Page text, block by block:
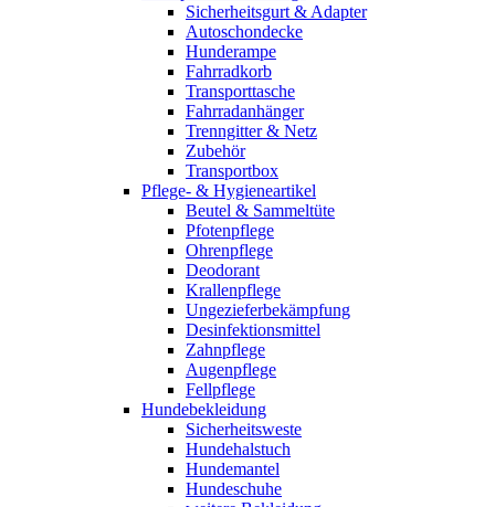
Sicherheitsgurt & Adapter
Autoschondecke
Hunderampe
Fahrradkorb
Transporttasche
Fahrradanhänger
Trenngitter & Netz
Zubehör
Transportbox
Pflege- & Hygieneartikel
Beutel & Sammeltüte
Pfotenpflege
Ohrenpflege
Deodorant
Krallenpflege
Ungezieferbekämpfung
Desinfektionsmittel
Zahnpflege
Augenpflege
Fellpflege
Hundebekleidung
Sicherheitsweste
Hundehalstuch
Hundemantel
Hundeschuhe